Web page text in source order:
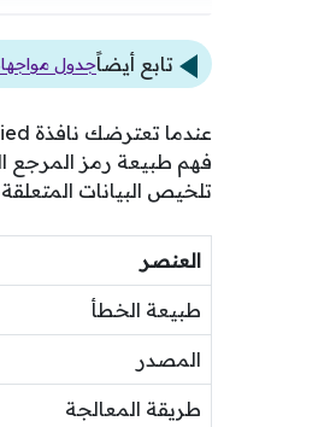
تابع أيضاًجدول
تلخيص البيانات
العنصر
طبيعة الخطأ
المصدر
طريقة المعالجة